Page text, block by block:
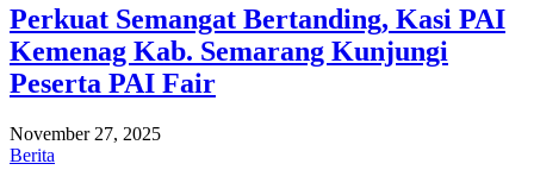
Perkuat Semangat Bertanding, Kasi PAI
Kemenag Kab. Semarang Kunjungi
Peserta PAI Fair
November 27, 2025
Berita